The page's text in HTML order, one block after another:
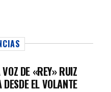
DE «REY» RUIZ
EL VOLANTE